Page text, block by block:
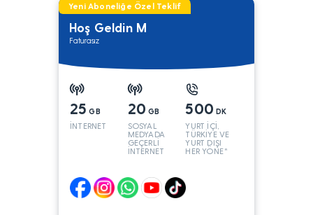
Yeni Aboneliğe Özel Teklif
Hoş Geldin M
Faturasız
25 GB
İNTERNET
20 GB
SOSYAL
MEDYADA
GEÇERLİ
İNTERNET
500 DK
YURT İÇİ,
TÜRKİYE VE
YURT DIŞI
HER YÖNE*